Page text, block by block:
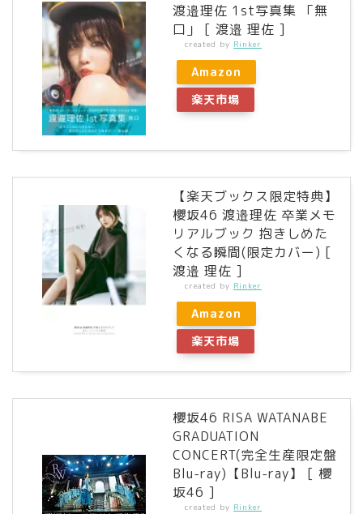
渡邉理佐 1st写真集 「無
口」 [ 渡邉 理佐 ]
created by Rinker
Amazon
楽天市場
【楽天ブックス限定特典】
櫻坂46 渡邉理佐 卒業メモ
リアルブック 抱きしめた
くなる瞬間(限定カバー) [
渡邉 理佐 ]
created by Rinker
Amazon
楽天市場
櫻坂46 RISA WATANABE
GRADUATION
CONCERT(完全生産限定盤
Blu-ray)【Blu-ray】 [ 櫻
坂46 ]
created by Rinker